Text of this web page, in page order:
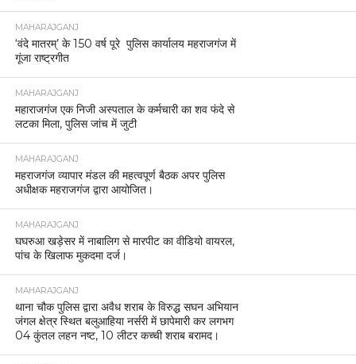
MAHARAJGANJ
‘वंदे मातरम्’ के 150 वर्ष पूरे पुलिस कार्यालय महराजगंज में
गूंजा राष्ट्रगीत
MAHARAJGANJ
महाराजगंज एक निजी अस्पताल के कर्मचारी का शव फंदे से
लटका मिला, पुलिस जांच में जुटी
MAHARAJGANJ
महराजगंज व्यापार मंडल की महत्वपूर्ण बैठक अपर पुलिस
अधीक्षक महराजगंज द्वारा आयोजित।
MAHARAJGANJ
घघरुआ खड़ेसर में नाबालिग से मारपीट का वीडियो वायरल,
पांच के खिलाफ मुकदमा दर्ज।
MAHARAJGANJ
थाना चौक पुलिस द्वारा अवैध शराब के विरुद्ध सघन अभियान
जंगल क्षेत्र स्थित बलुआहिया नर्सरी में छापेमारी कर लगभग
04 कुंतल लहन नष्ट, 10 लीटर कच्ची शराब बरामद।